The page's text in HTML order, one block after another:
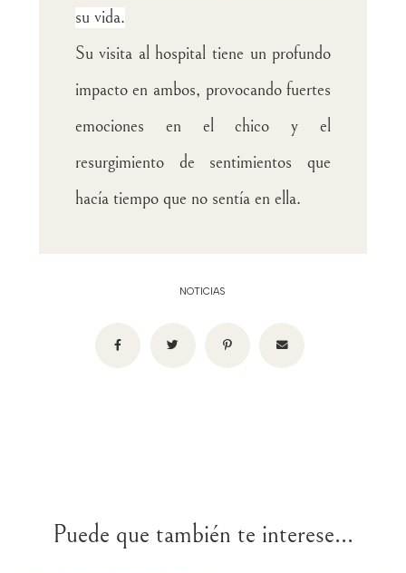
su vida.
Su visita al hospital tiene un profundo
impacto en ambos, provocando fuertes
emociones en el chico y el
resurgimiento de sentimientos que
hacía tiempo que no sentía en ella.
NOTICIAS
Puede que también te interese...